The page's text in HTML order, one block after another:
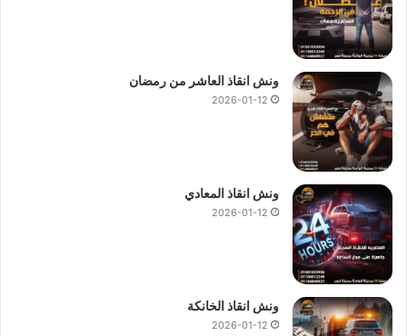
ونش انقاذ العاشر من رمضان
2026-01-12
ونش انقاذ المعادي
2026-01-12
ونش انقاذ الخانكة
2026-01-12